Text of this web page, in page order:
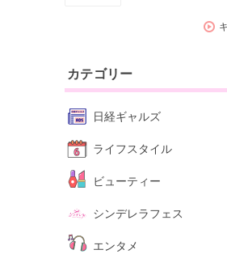
カテゴリー
日経ギャルズ
ライフスタイル
ビューティー
シンデレラフェス
エンタメ